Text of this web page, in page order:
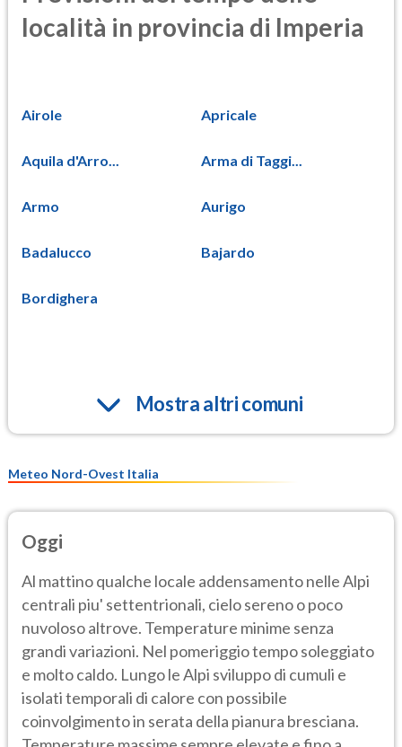
località in provincia di Imperia
Airole Apricale
Aquila d'Arro... Arma di Taggi...
Armo Aurigo
Badalucco Bajardo
Bordighera
Mostra altri comuni
Meteo Nord-Ovest Italia
Oggi
Al mattino qualche locale addensamento nelle Alpi
centrali piu' settentrionali, cielo sereno o poco
nuvoloso altrove. Temperature minime senza
grandi variazioni. Nel pomeriggio tempo soleggiato
e molto caldo. Lungo le Alpi sviluppo di cumuli e
isolati temporali di calore con possibile
coinvolgimento in serata della pianura bresciana.